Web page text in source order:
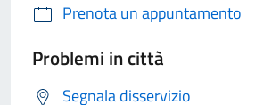
Prenota un appuntamento
Problemi in città
Segnala disservizio